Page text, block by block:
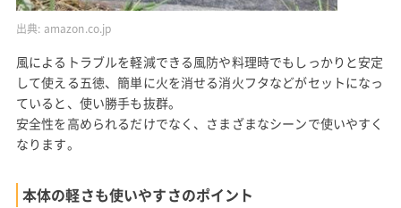
出典: amazon.co.jp
風によるトラブルを軽減できる風防や料理時でもしっかりと安定
して使える五徳、簡単に火を消せる消火フタなどがセットになっ
ていると、使い勝手も抜群。
安全性を高められるだけでなく、さまざまなシーンで使いやすく
なります。
本体の軽さも使いやすさのポイント